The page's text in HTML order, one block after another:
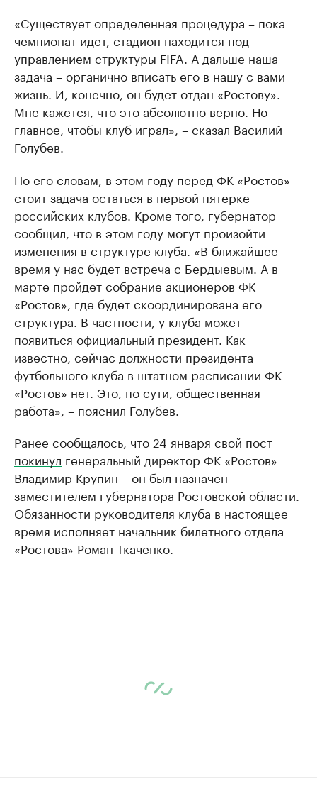
«Существует определенная процедура – пока
чемпионат идет, стадион находится под
управлением структуры FIFA. А дальше наша
задача – органично вписать его в нашу с вами
жизнь. И, конечно, он будет отдан «Ростову».
Мне кажется, что это абсолютно верно. Но
главное, чтобы клуб играл», – сказал Василий
Голубев.
По его словам, в этом году перед ФК «Ростов»
стоит задача остаться в первой пятерке
российских клубов. Кроме того, губернатор
сообщил, что в этом году могут произойти
изменения в структуре клуба. «В ближайшее
время у нас будет встреча с Бердыевым. А в
марте пройдет собрание акционеров ФК
«Ростов», где будет скоординирована его
структура. В частности, у клуба может
появиться официальный президент. Как
известно, сейчас должности президента
футбольного клуба в штатном расписании ФК
«Ростов» нет. Это, по сути, общественная
работа», – пояснил Голубев.
Ранее сообщалось, что 24 января свой пост
покинул генеральный директор ФК «Ростов»
Владимир Крупин – он был назначен
заместителем губернатора Ростовской области.
Обязанности руководителя клуба в настоящее
время исполняет начальник билетного отдела
«Ростова» Роман Ткаченко.